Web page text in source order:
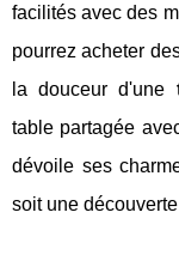
facilités avec des
pourrez acheter
la douceur d'une
table partagée
dévoile ses
soit une